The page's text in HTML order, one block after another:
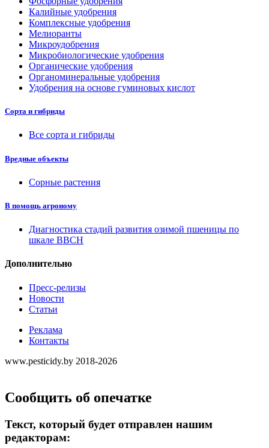
Калийные удобрения
Комплексные удобрения
Мелиоранты
Микроудобрения
Микробиологические удобрения
Органические удобрения
Органоминеральные удобрения
Удобрения на основе гуминовых кислот
Сорта и гибриды
Все сорта и гибриды
Вредные объекты
Сорные растения
В помощь агроному
Диагностика стадий развития озимой пшеницы по
шкале ВВСН
Дополнительно
Пресс-релизы
Новости
Статьи
Реклама
Контакты
www.pesticidy.by 2018-2026
Сообщить об опечатке
Текст, который будет отправлен нашим
редакторам: